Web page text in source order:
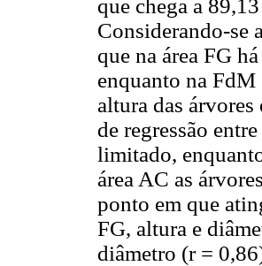
que chega a
Considerando-se
que na área FG
enquanto na FdM
altura das
de regressão
limitado,
área AC as
ponto em que
FG, altura e
diâmetro (r =